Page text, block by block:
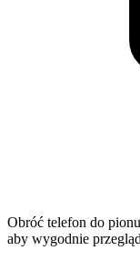
Obróć telefon do
aby wygodnie